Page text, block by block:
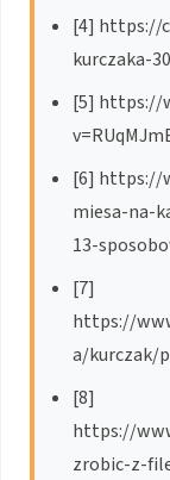
[4] https://
kurczaka-
[5] https://
[6] https://
miesa-na-
13-
[7]
https://
a/kurczak/
[8]
https://
zrobic-z-